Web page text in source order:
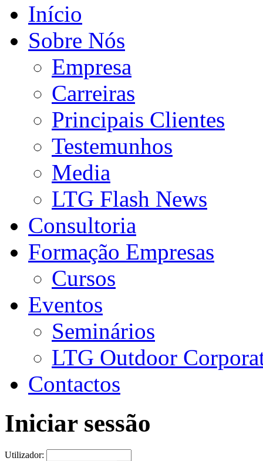
Início
Sobre Nós
Empresa
Carreiras
Principais Clientes
Testemunhos
Media
LTG Flash News
Consultoria
Formação Empresas
Cursos
Eventos
Seminários
LTG Outdoor
Contactos
Iniciar sessão
Utilizador: